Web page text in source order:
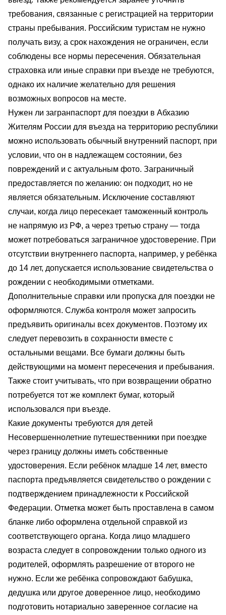
требования, связанные с регистрацией на территории
страны пребывания. Российским туристам не нужно
получать визу, а срок нахождения не ограничен, если
соблюдены все нормы пересечения. Обязательная
страховка или иные справки при въезде не требуются,
однако их наличие желательно для решения
возможных вопросов на месте.
Нужен ли загранпаспорт для поездки в Абхазию
Жителям России для въезда на территорию республики
можно использовать обычный внутренний паспорт, при
условии, что он в надлежащем состоянии, без
повреждений и с актуальным фото. Заграничный
предоставляется по желанию: он подходит, но не
является обязательным. Исключение составляют
случаи, когда лицо пересекает таможенный контроль
не напрямую из РФ, а через третью страну — тогда
может потребоваться заграничное удостоверение. При
отсутствии внутреннего паспорта, например, у ребёнка
до 14 лет, допускается использование свидетельства о
рождении с необходимыми отметками.
Дополнительные справки или пропуска для поездки не
оформляются. Служба контроля может запросить
предъявить оригиналы всех документов. Поэтому их
следует перевозить в сохранности вместе с
остальными вещами. Все бумаги должны быть
действующими на момент пересечения и пребывания.
Также стоит учитывать, что при возвращении обратно
потребуется тот же комплект бумаг, который
использовался при въезде.
Какие документы требуются для детей
Несовершеннолетние путешественники при поездке
через границу должны иметь собственные
удостоверения. Если ребёнок младше 14 лет, вместо
паспорта предъявляется свидетельство о рождении с
подтверждением принадлежности к Российской
Федерации. Отметка может быть проставлена в самом
бланке либо оформлена отдельной справкой из
соответствующего органа. Когда лицо младшего
возраста следует в сопровождении только одного из
родителей, оформлять разрешение от второго не
нужно. Если же ребёнка сопровождают бабушка,
дедушка или другое доверенное лицо, необходимо
подготовить нотариально заверенное согласие на